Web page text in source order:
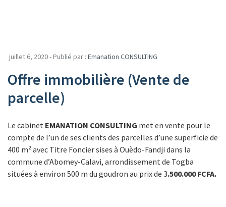
juillet 6, 2020 - Publié par : Emanation CONSULTING
Offre immobilière (Vente de
parcelle)
Le cabinet EMANATION CONSULTING met en vente pour le
compte de l’un de ses clients des parcelles d’une superficie de
400 m² avec Titre Foncier sises à Ouèdo-Fandji dans la
commune d’Abomey-Calavi, arrondissement de Togba
situées à environ 500 m du goudron au prix de 3.500.000 FCFA.